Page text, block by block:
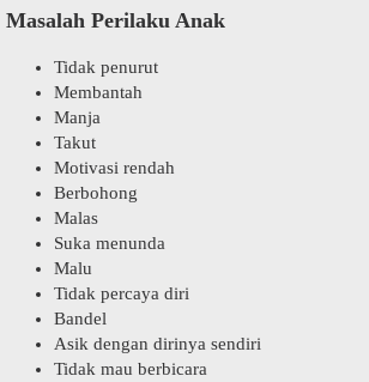
Masalah Perilaku Anak
Tidak penurut
Membantah
Manja
Takut
Motivasi rendah
Berbohong
Malas
Suka menunda
Malu
Tidak percaya diri
Bandel
Asik dengan dirinya sendiri
Tidak mau berbicara